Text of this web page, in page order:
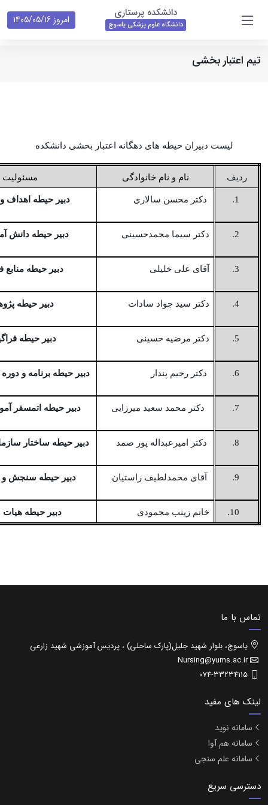
دانشکده پرستاری
دانشگاه علوم پزشکی یاسوج امروز 1405/05/16
تیم اعتبار بخشی
لیست دبیران حیطه های دهگانه اعتبار بخشی دانشکده
ردیف نام و نام خانوادگی مسئولیت
1. دکتر محسن سالاری دبیر حیطه اهداف
2. دکتر سیما محمدحسینی دبیر حیطه دانش
3. آقای علی خلیلی دبیر حیطه منابع
4. دکتر سید جواد سادات دبیر حیطه
5. دکتر مرضیه حسینی دبیر حیطه
6. دکتر رحیم پندار دبیر حیطه برنامه و
7. دکتر محمد سعید میرزایی دبیر حیطه اتمسفر
8. دکتر امیرعبداله پور صمد دبیر حیطه ساختار
9. آقای محمدلطیف راستیان دبیر حیطه سنجش و
10. خانم زینب محمودی دبیر حیطه
تماس با ما
یاسوج، بلوار شهید جلیل(پارک ساحلی) ، پردیس آموزشی شهید زارعی
Nursing@yums.ac.ir
074-33234115
لینک های مفید
سامانه نوید
سامانه هم آوا
سامانه علم سنجی
دسترسی سریع